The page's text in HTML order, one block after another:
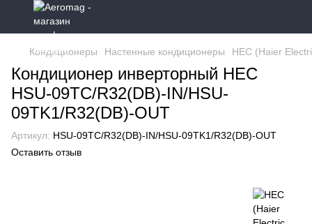
Кондиционеры Настенные кондиционеры HEC (Haier
Кондиционер инверторный HEC
HSU-09TC/R32(DB)-IN/HSU-
09TK1/R32(DB)-OUT
Артикул: HSU-09TC/R32(DB)-IN/HSU-09TK1/R32(DB)-OUT
Оставить отзыв